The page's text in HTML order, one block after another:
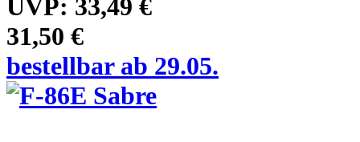
UVP: 33,49 €
31,50 €
bestellbar ab 29.05.